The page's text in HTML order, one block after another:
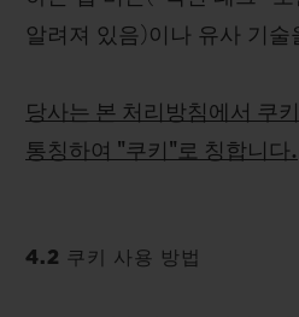
알려져 있음)이나 유사 기술
당사는 본 처리방침에서 쿠
통칭하여 "쿠키"로 칭합니다.
4.2 쿠키 사용 방법